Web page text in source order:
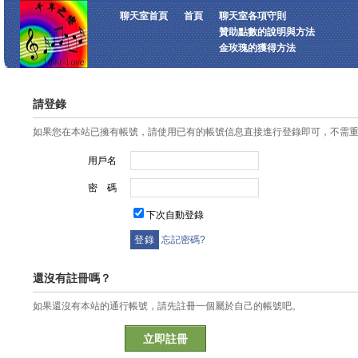
聊天室首頁 首頁
聊天室各項守則
贊助點數的說明與方法
金玫瑰的獲得方法
請登錄
如果您在本站已擁有帳號，請使用已有的帳號信息直接進行登錄即可，不需
用戶名
密 碼
下次自動登錄
忘記密碼?
還沒有註冊嗎？
如果還沒有本站的通行帳號，請先註冊一個屬於自己的帳號吧。
立即註冊